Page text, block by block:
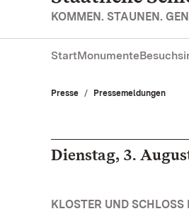
KOMMEN. STAUNEN.
StartMonumente
Presse Pressemeldungen
Dienstag, 3.
KLOSTER UND